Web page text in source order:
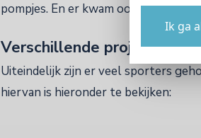
Ik ga
pompjes. En er kwam ook nog
Verschillende projecten
Uiteindelijk zijn er veel sporters
hiervan is hieronder te bekijken: